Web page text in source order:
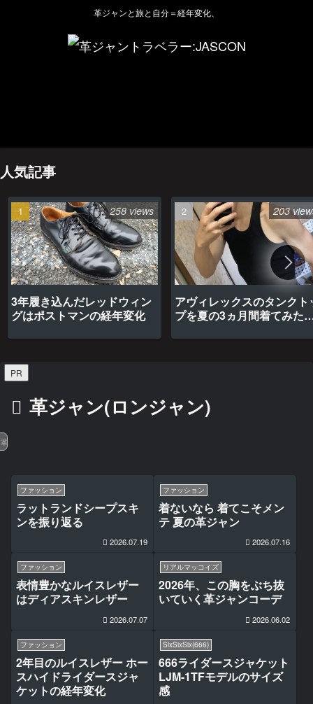
革ジャンと旅と自分＝経年変化、
人気記事
3年履き込んだレッドウィン
グはポストマンの経年変化
258 views
アヴィレックスのタンクト
プを夏の3ヵ月間着てみた
203
PR
革ジャン(ロンジャン)
革ジャン(ロンジャン)
ファッション
ラットランドシープスキ
ンを振り返る
2026.07.19
ファッション
着ないなら 着てこそメン
テ 夏の革ジャン
2026.07.16
ファッション
表情豊かなルイスレザー
はディアスキンレザー
2026.07.07
リアルマッコイズ
2026年、この胸をぶち抜
いていく革ジャンコーデ
2026.06.02
ファッション
2年目のルイスレザー ホー
スハイドライダースジャ
ケットの経年変化
SixSixSix(666)
666ライダースジャケット
LJM-1TFモデルのサイズ
感